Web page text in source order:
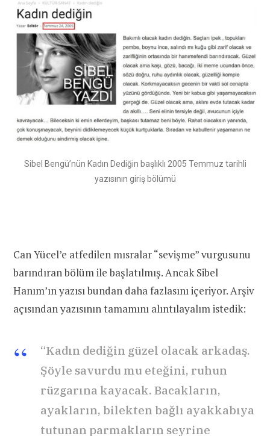
Sibel Bengü’nün Kadın Dediğin başlıklı 2005 Temmuz tarihli
yazısının giriş bölümü
Can Yücel’e atfedilen mısralar “sevişme” vurgusunu
barındıran bölüm ile başlatılmış. Ancak Sibel
Hanım’ın yazısı bundan daha fazlasını içeriyor. Arşiv
açısından yazısının tamamını alıntılayalım istedik:
“Kadın dediğin güzel olacak arkadaş.
Şöyle savurdu mu eteğini, ruhun
rüzgarına kayacak. Bacakların,
ayakların, bilekten bağlı ayakkabıya
tutunan parmakların seyrine